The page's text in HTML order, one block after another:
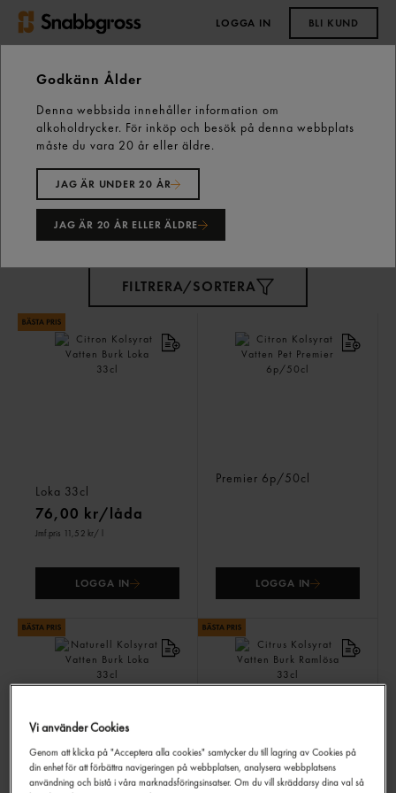
LOGGA IN BLI KUND
Start Kall dryck Vatten
Vatten
FILTRERA/SORTERA
Loka 33cl
76,00 kr/låda
Jmf.pris 11,52 kr/ l
LOGGA IN
Premier 6p/50cl
LOGGA IN
Naturell Kolsyrat Vatten
Burk
Citrus Kolsyrat Vatten Burk
Ramlösa33cl
Godkänn Ålder
Denna webbsida innehåller information om
alkoholdrycker. För inköp och besök på denna webbplats
måste du vara 20 år eller äldre.
JAG ÄR UNDER 20 ÅR
JAG ÄR 20 ÅR ELLER ÄLDRE
Vi använder Cookies
Genom att klicka på "Acceptera alla cookies" samtycker du till lagring av Cookies på
din enhet för att förbättra navigeringen på webbplatsen, analysera webbplatsens
användning och bistå i våra marknadsföringsinsatser. Om du vill skräddarsy dina val så